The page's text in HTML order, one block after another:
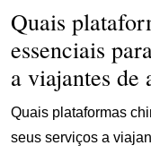
Quais
essenciais
a viajantes de
Quais plataformas
seus serviços a